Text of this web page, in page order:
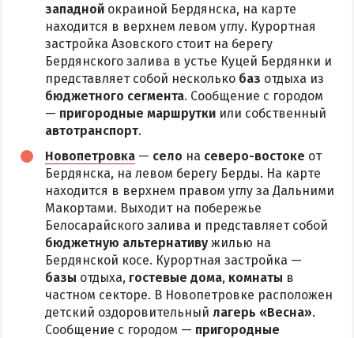
западной окраиной Бердянска, на карте
находится в верхнем левом углу. Курортная
застройка Азовского стоит на берегу
Бердянского залива в устье Куцей Бердянки и
представляет собой несколько баз отдыха из
бюджетного сегмента. Сообщение с городом
— пригородные маршрутки или собственный
автотранспорт.
Новопетровка — село на северо-востоке от
Бердянска, на левом берегу Берды. На карте
находится в верхнем правом углу за Дальними
Макортами. Выходит на побережье
Белосарайского залива и представляет собой
бюджетную альтернативу жилью на
Бердянской косе. Курортная застройка —
базы отдыха, гостевые дома, комнаты в
частном секторе. В Новопетровке расположен
детский оздоровительный лагерь «Весна».
Сообщение с городом — пригородные